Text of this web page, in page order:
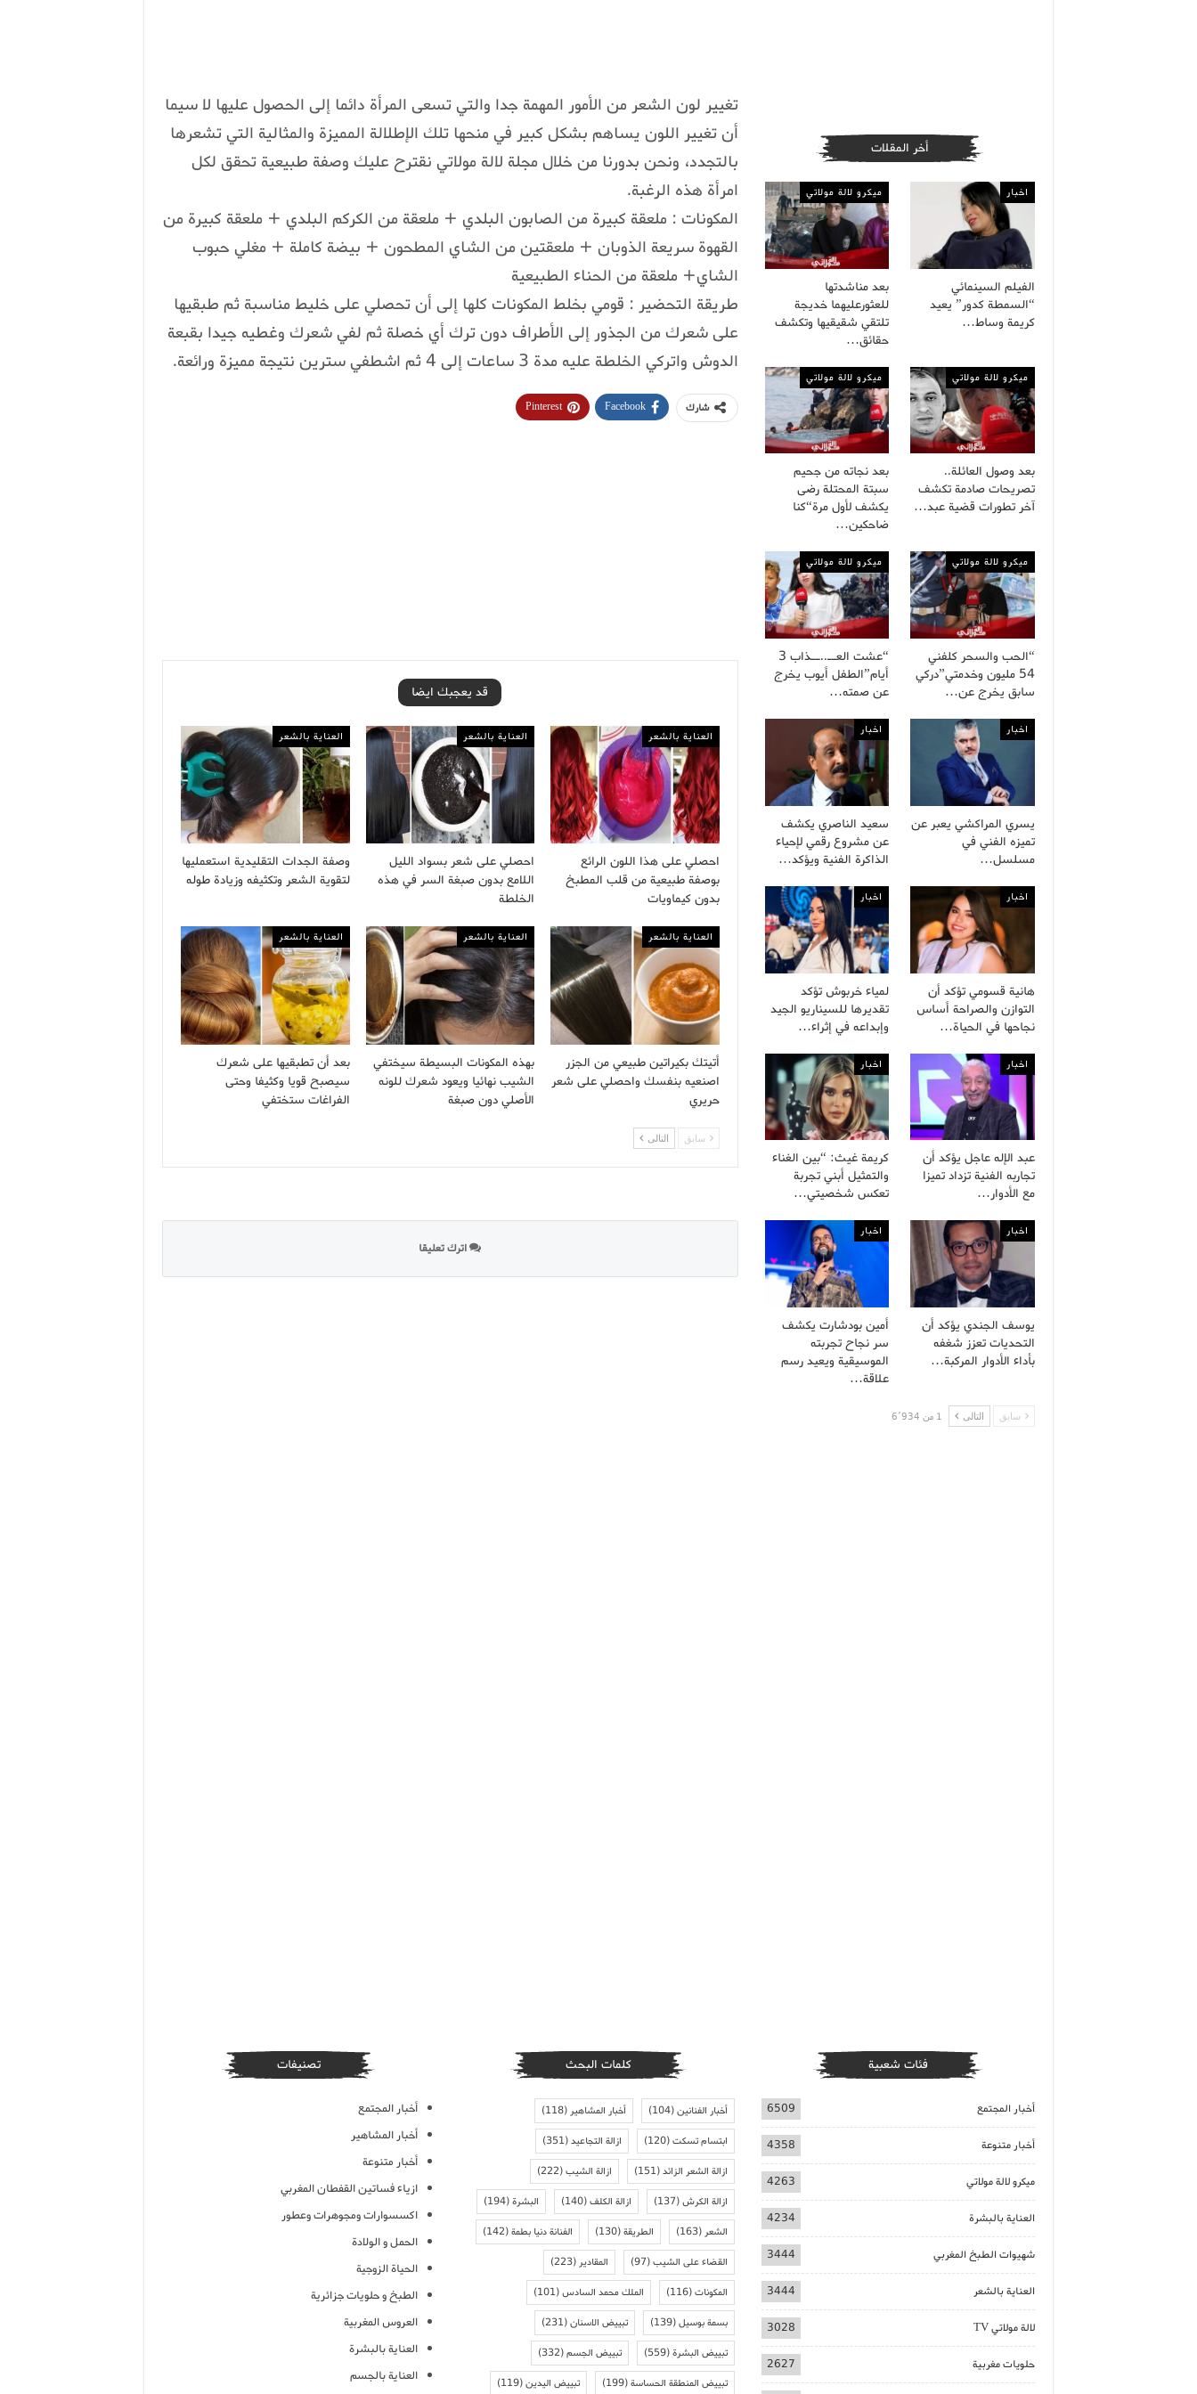
تغيير لون الشعر من الأمور المهمة جدا والتي تسعى المرأة دائما إلى الحصول عليها لا سيما
أن تغيير اللون يساهم بشكل كبير في منحها تلك الإطلالة المميزة والمثالية التي تشعرها
بالتجدد، ونحن بدورنا من خلال مجلة لالة مولاتي نقترح عليك وصفة طبيعية تحقق لكل
امرأة هذه الرغبة.
المكونات : ملعقة كبيرة من الصابون البلدي + ملعقة من الكركم البلدي + ملعقة كبيرة من
القهوة سريعة الذوبان + ملعقتين من الشاي المطحون + بيضة كاملة + مغلي حبوب
الشاي+ ملعقة من الحناء الطبيعية
طريقة التحضير : قومي بخلط المكونات كلها إلى أن تحصلي على خليط مناسبة ثم طبقيها
على شعرك من الجذور إلى الأطراف دون ترك أي خصلة ثم لفي شعرك وغطيه جيدا بقبعة
الدوش واتركي الخلطة عليه مدة 3 ساعات إلى 4 ثم اشطفي سترين نتيجة مميزة ورائعة.
شارك Facebook
Pinterest
قد يعجبك ايضا
العناية بالشعر
احصلي على هذا اللون الرائع
بوصفة طبيعية من قلب المطبخ
بدون كيماويات
العناية بالشعر
احصلي على شعر بسواد الليل
اللامع بدون صبغة السر في هذه
الخلطة
العناية بالشعر
وصفة الجدات التقليدية استعمليها
لتقوية الشعر وتكثيفه وزيادة طوله
العناية بالشعر
أتيتك بكيراتين طبيعي من الجزر
اصنعيه بنفسك واحصلي على شعر
حريري
العناية بالشعر
بهذه المكونات البسيطة سيختفي
الشيب نهائيا ويعود شعرك للونه
الأصلي دون صبغة
العناية بالشعر
بعد أن تطبقيها على شعرك
سيصبح قويا وكثيفا وحتى
الفراغات ستختفي
سابق التالى
اترك تعليقا
أخر المقلات
اخبار
الفيلم السينمائي
“السمطة كدور” يعيد
كريمة وساط…
ميكرو لالة مولاتي
بعد مناشدتها
للعثورعليهما خديجة
تلتقي شقيقيها وتكشف
حقائق…
ميكرو لالة مولاتي
بعد وصول العائلة..
تصريحات صادمة تكشف
آخر تطورات قضية عبد…
ميكرو لالة مولاتي
بعد نجاته من جحيم
سبتة المحتلة رضى
يكشف لأول مرة“كنا
ضاحكين…
ميكرو لالة مولاتي
“الحب والسحر كلفني
54 مليون وخدمتي”دركي
سابق يخرج عن…
ميكرو لالة مولاتي
“عشت العــ..ــذاب 3
أيام”الطفل أيوب يخرج
عن صمته…
اخبار
يسري المراكشي يعبر عن
تميزه الفني في
مسلسل…
اخبار
سعيد الناصري يكشف
عن مشروع رقمي لإحياء
الذاكرة الفنية ويؤكد…
اخبار
هانية قسومي تؤكد أن
التوازن والصراحة أساس
نجاحها في الحياة…
اخبار
لمياء خربوش تؤكد
تقديرها للسيناريو الجيد
وإبداعه في إثراء…
اخبار
عبد الإله عاجل يؤكد أن
تجاربه الفنية تزداد تميزا
مع الأدوار…
اخبار
كريمة غيث: “بين الغناء
والتمثيل أبني تجربة
تعكس شخصيتي…
اخبار
يوسف الجندي يؤكد أن
التحديات تعزز شغفه
بأداء الأدوار المركبة…
اخبار
أمين بودشارت يكشف
سر نجاح تجربته
الموسيقية ويعيد رسم
علاقة…
سابق التالى 1 من 6٬934
فئات شعبية
أخبار المجتمع 6509
أخبار متنوعة 4358
ميكرو لالة مولاتي 4263
العناية بالبشرة 4234
شهيوات الطبخ المغربي 3444
العناية بالشعر 3444
لالة مولاتي TV 3028
حلويات مغربية 2627
كلمات البحث
أخبار الفنانين(104) أخبار المشاهير(118)
ابتسام تسكت(120) ازالة التجاعيد(351)
ازالة الشعر الزائد(151) ازالة الشيب(222)
ازالة الكرش(137) ازالة الكلف(140) البشرة(194)
الشعر(163) الطريقة(130) الفنانة دنيا بطمة(142)
القضاء على الشيب(97) المقادير(223)
المكونات(116) الملك محمد السادس(101)
بسمة بوسيل(139) تبييض الاسنان(231)
تبييض البشرة(559) تبييض الجسم(332)
تبييض المنطقة الحساسة(199) تبييض اليدين(119)
تصنيفات
أخبار المجتمع
أخبار المشاهير
أخبار متنوعة
ازياء فساتين القفطان المغربي
اكسسوارات ومجوهرات وعطور
الحمل و الولادة
الحياة الزوجية
الطبخ و حلويات جزائرية
العروس المغربية
العناية بالبشرة
العناية بالجسم